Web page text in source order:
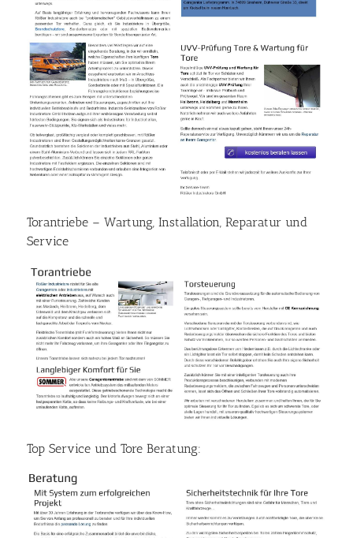
Torantriebe – Wartung, Installation, Reparatur und
Service
Top Service und Tore Beratung: